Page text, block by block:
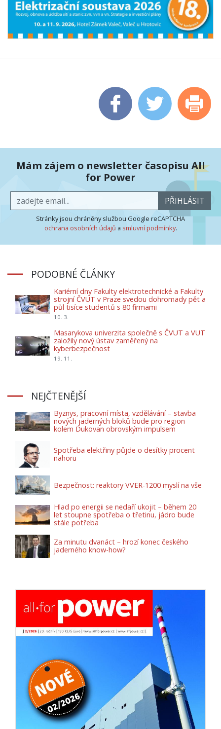
Mám zájem o newsletter časopisu All
for Power
PŘIHLÁSIT
Stránky jsou chráněny službou Google reCAPTCHA
ochrana osobních údajů a smluvní podmínky.
PODOBNÉ ČLÁNKY
Kariérní dny Fakulty elektrotechnické a Fakulty
strojní ČVUT v Praze svedou dohromady pět a
půl tisíce studentů s 80 firmami
10. 3.
Masarykova univerzita společně s ČVUT a VUT
založily nový ústav zaměřený na
kyberbezpečnost
19. 11.
NEJČTENĚJŠÍ
Byznys, pracovní místa, vzdělávání – stavba
nových jaderných bloků bude pro region
kolem Dukovan obrovským impulsem
Spotřeba elektřiny půjde o desítky procent
nahoru
Bezpečnost: reaktory VVER-1200 myslí na vše
Hlad po energii se nedaří ukojit – během 20
let stoupne spotřeba o třetinu, jádro bude
stále potřeba
Za minutu dvanáct – hrozí konec českého
jaderného know-how?